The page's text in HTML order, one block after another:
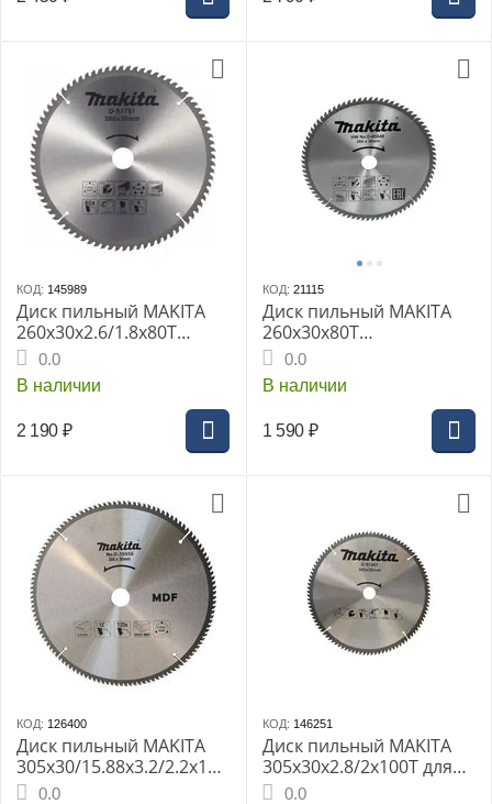
КОД: 145989
Диск пильный MAKITA
260x30x2.6/1.8x80T
универсальный для
алюминия/дерева/
пластика
0.0
В наличии
2 190 ₽
КОД: 21115
Диск пильный MAKITA
260x30x80T
универсальный для
алюминия/дерева/
пластика D-65648
0.0
В наличии
1 590 ₽
КОД: 126400
Диск пильный MAKITA
305x30/15.88x3.2/2.2x120
T для дерева
0.0
КОД: 146251
Диск пильный MAKITA
305x30x2.8/2x100T для
алюминия (D-81963)
0.0